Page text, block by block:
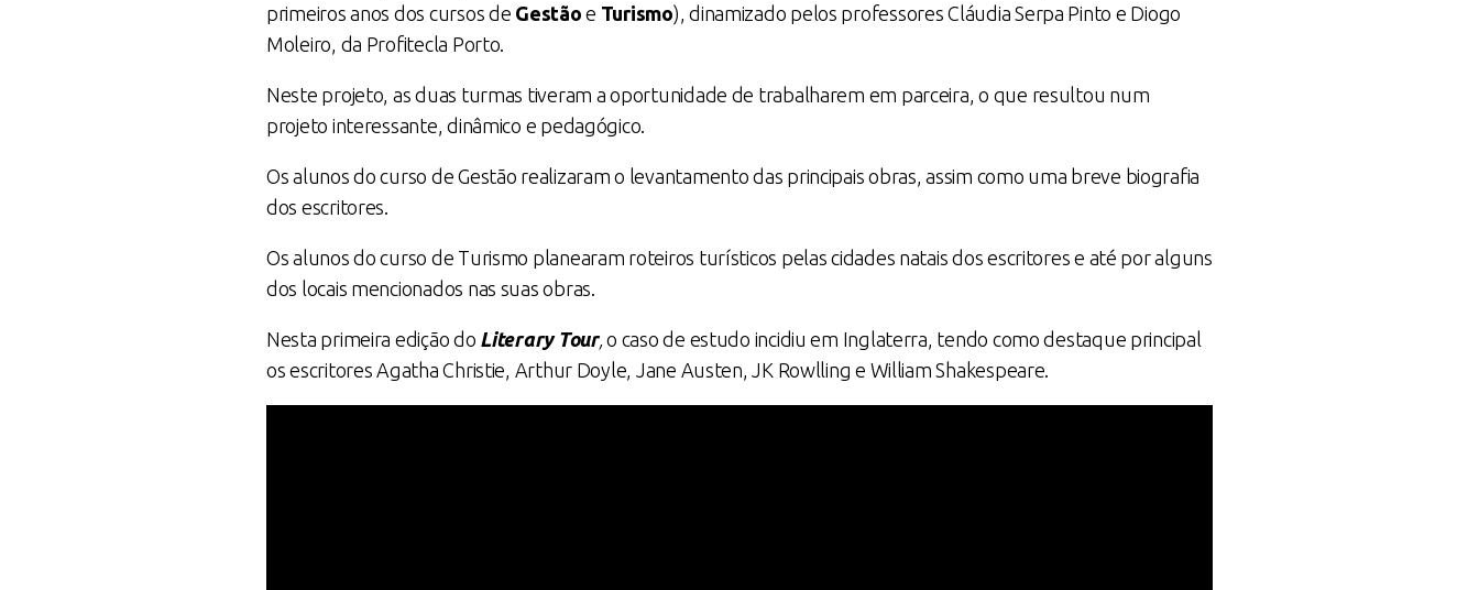
primeiros anos dos cursos de Gestão e Turismo), dinamizado pelos professores Cláudia Serpa Pinto e Diogo
Moleiro, da Profitecla Porto.
Neste projeto, as duas turmas tiveram a oportunidade de trabalharem em parceira, o que resultou num
projeto interessante, dinâmico e pedagógico.
Os alunos do curso de Gestão realizaram o levantamento das principais obras, assim como uma breve biografia
dos escritores.
Os alunos do curso de Turismo planearam roteiros turísticos pelas cidades natais dos escritores e até por alguns
dos locais mencionados nas suas obras.
Nesta primeira edição do Literary Tour,o caso de estudo incidiu em Inglaterra, tendo como destaque principal
os escritores Agatha Christie, Arthur Doyle, Jane Austen, JK Rowlling e William Shakespeare.